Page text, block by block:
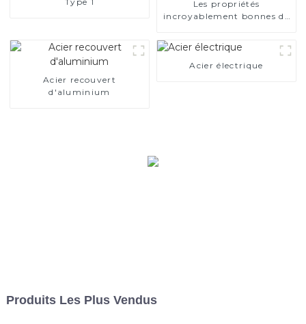
Les propriétés
incroyablement bonnes de
Acier recouvert
d'aluminium
Acier électrique
Produits Les Plus Vendus